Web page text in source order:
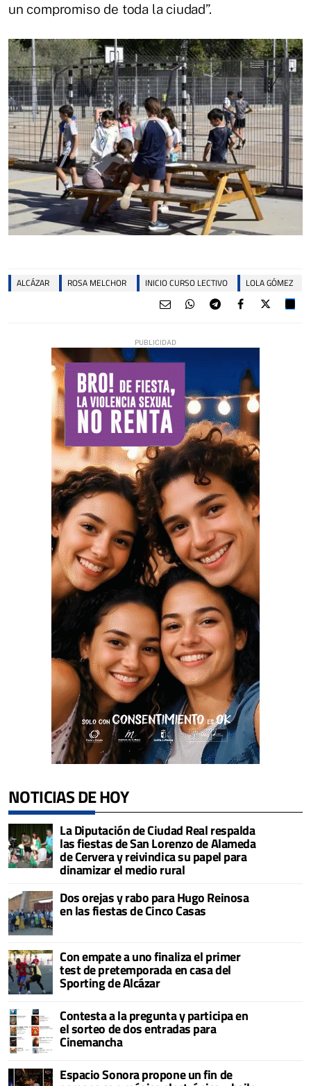
un compromiso de toda la ciudad”.
ALCÁZAR ROSA MELCHOR INICIO CURSO LECTIVO LOLA GÓMEZ
NOTICIAS DE HOY
La Diputación de Ciudad Real respalda
las fiestas de San Lorenzo de Alameda
de Cervera y reivindica su papel para
dinamizar el medio rural
Dos orejas y rabo para Hugo Reinosa
en las fiestas de Cinco Casas
Con empate a uno finaliza el primer
test de pretemporada en casa del
Sporting de Alcázar
Contesta a la pregunta y participa en
el sorteo de dos entradas para
Cinemancha
Espacio Sonora propone un fin de